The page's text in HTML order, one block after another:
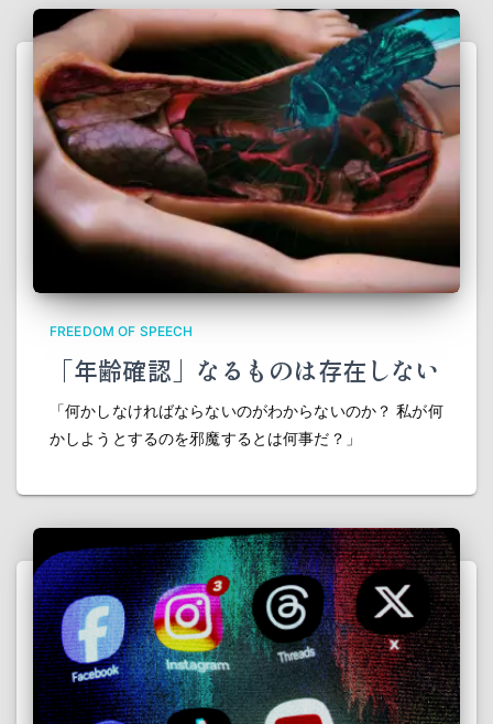
FREEDOM OF SPEECH
「年齢確認」なるものは存在しない
「何かしなければならないのがわからないのか？ 私が何
かしようとするのを邪魔するとは何事だ？」